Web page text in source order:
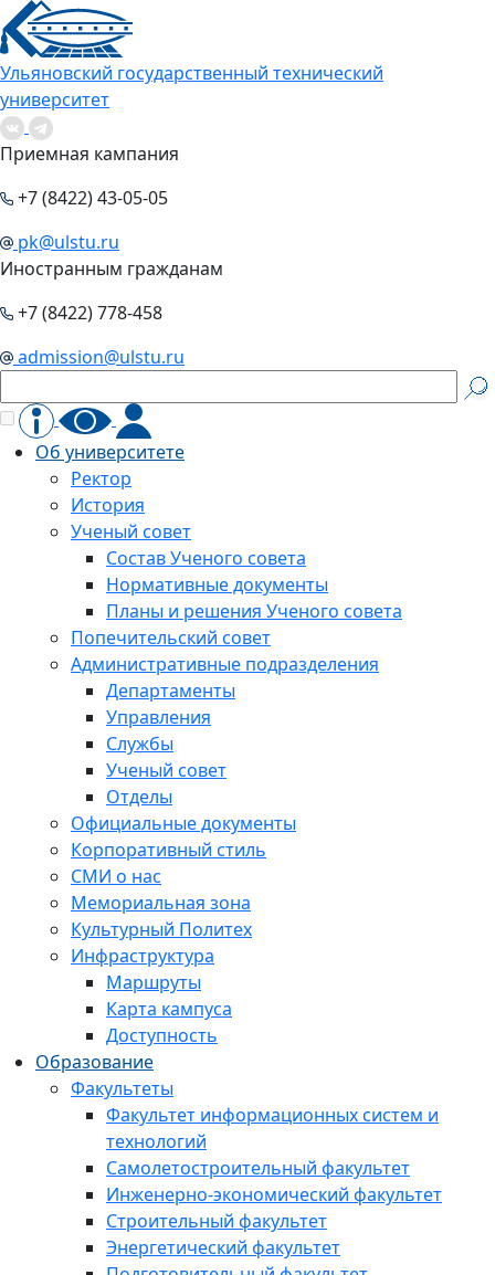
Ульяновский государственный технический
университет
Приемная кампания
+7 (8422) 43-05-05
pk@ulstu.ru
Иностранным гражданам
+7 (8422) 778-458
admission@ulstu.ru
Об университете
Ректор
История
Ученый совет
Состав Ученого совета
Нормативные документы
Планы и решения Ученого совета
Попечительский совет
Административные подразделения
Департаменты
Управления
Службы
Ученый совет
Отделы
Официальные документы
Корпоративный стиль
СМИ о нас
Мемориальная зона
Культурный Политех
Инфраструктура
Маршруты
Карта кампуса
Доступность
Образование
Факультеты
Факультет информационных систем и
технологий
Самолетостроительный факультет
Инженерно-экономический факультет
Строительный факультет
Энергетический факультет